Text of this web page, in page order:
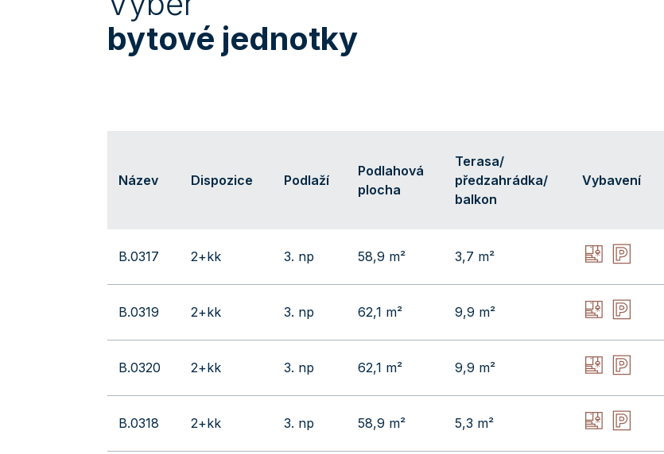
bytové jednotky
Název Dispozice Podlaží
Podlahová
plocha
Terasa/
předzahrádka/
balkon
Vybavení
B.0317 2+kk 3. np 58,9 m² 3,7 m²
B.0319 2+kk 3. np 62,1 m² 9,9 m²
B.0320 2+kk 3. np 62,1 m² 9,9 m²
B.0318 2+kk 3. np 58,9 m² 5,3 m²